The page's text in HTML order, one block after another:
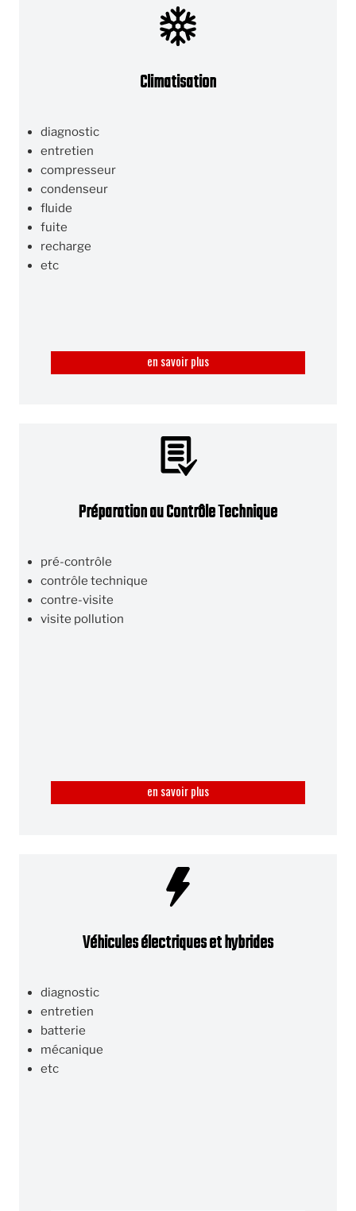
Climatisation
diagnostic
entretien
compresseur
condenseur
fluide
fuite
recharge
etc
en savoir plus
Préparation au Contrôle Technique
pré-contrôle
contrôle technique
contre-visite
visite pollution
en savoir plus
Véhicules électriques et hybrides
diagnostic
entretien
batterie
mécanique
etc